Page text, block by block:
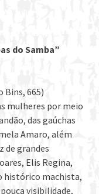
do Samba”
Bins, 665)
mulheres por meio
das gaúchas
Amaro, além
de grandes
Elis Regina,
histórico machista,
visibilidade,